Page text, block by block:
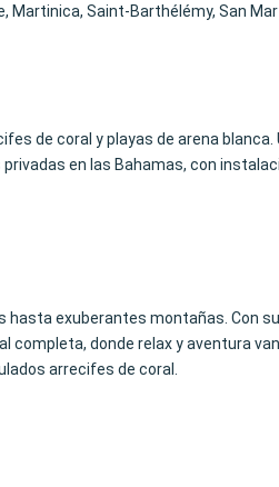
Saint-Barthélémy, San
de coral y playas de arena blanca.
en las Bahamas, con
exuberantes montañas. Con
completa, donde relax y aventura
arrecifes de coral.